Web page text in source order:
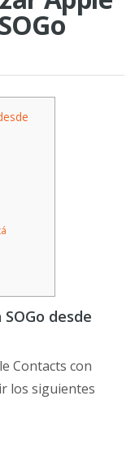
desde
Contacts con
los siguientes